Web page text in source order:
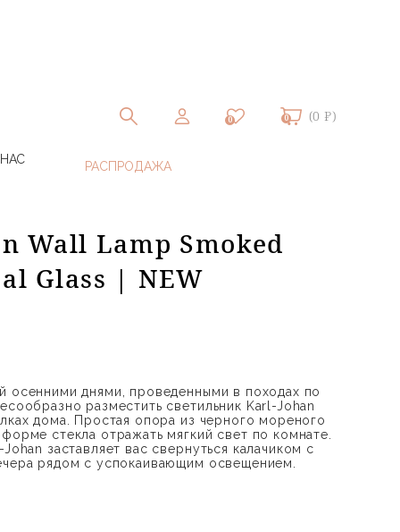
0 0 (0 ₽)
Wall Lamp Smoked
Glass | NEW
осенними днями, проведенными в походах по
разместить светильник Karl-Johan
дома. Простая опора из черного мореного
стекла отражать мягкий свет по комнате.
заставляет вас свернуться калачиком с
рядом с успокаивающим освещением.